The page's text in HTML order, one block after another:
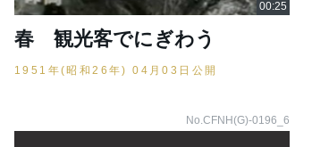
春 観光客でにぎわう
1951年(昭和26年) 04月03日公開
No.CFNH(G)-0196_6